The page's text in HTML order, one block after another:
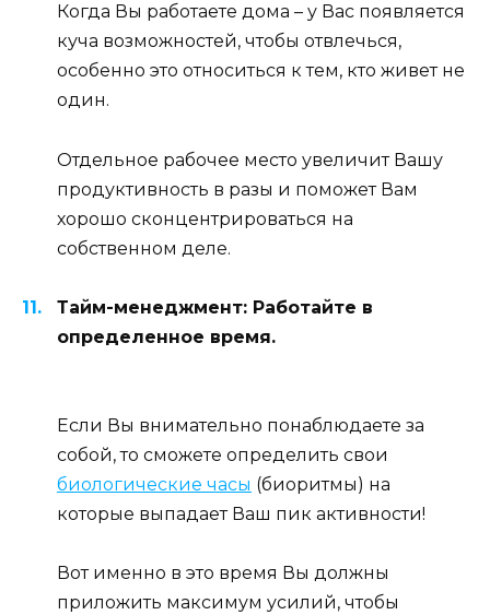
Когда Вы работаете дома – у Вас появляется
куча возможностей, чтобы отвлечься,
особенно это относиться к тем, кто живет не
один.
Отдельное рабочее место увеличит Вашу
продуктивность в разы и поможет Вам
хорошо сконцентрироваться на
собственном деле.
Тайм-менеджмент: Работайте в
определенное время.
Если Вы внимательно понаблюдаете за
собой, то сможете определить свои
биологические часы (биоритмы) на
которые выпадает Ваш пик активности!
Вот именно в это время Вы должны
приложить максимум усилий, чтобы